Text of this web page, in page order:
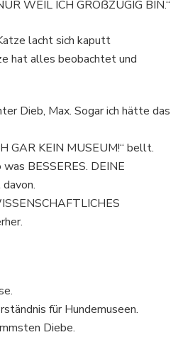
WEIL ICH GROßZÜGIG BIN.“
lacht sich kaputt
hat alles beobachtet und
Dieb, Max. Sogar ich hätte das
GAR KEIN MUSEUM!“ bellt.
BESSERES. DEINE
für Hundemuseen.
Diebe.